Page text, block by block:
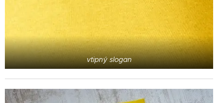
vtipný slogan